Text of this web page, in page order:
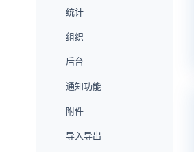
统计
组织
后台
通知功能
附件
导入导出